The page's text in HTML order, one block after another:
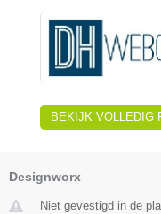
BEKIJK VOLLEDIG
Designworx
Niet gevestigd in de